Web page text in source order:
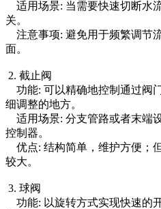
适用场景: 当需要快速切断水
关。
注意事项: 避免用于频繁调节
面。
2. 截止阀
功能: 可以精确地控制通过阀
细调整的地方。
适用场景: 分支管路或者末端
控制器。
优点: 结构简单，维护方便；
较大。
3. 球阀
功能: 以旋转方式实现快速的